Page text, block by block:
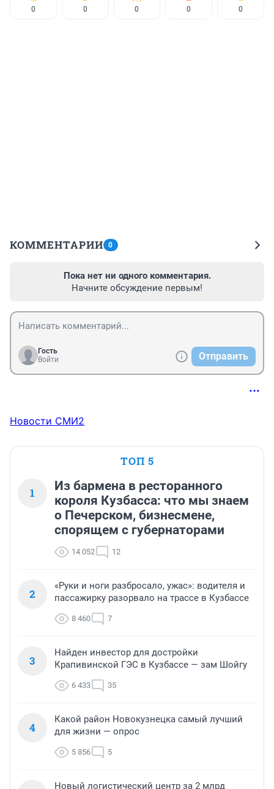
0 0 0 0 0
КОММЕНТАРИИ 0
Пока нет ни одного комментария.
Начните обсуждение первым!
Гость
Войти
Отправить
ТОП 5
Из бармена в ресторанного
о Печерском, бизнесмене,
спорящем с губернаторами
2
«Руки и ноги разбросало, ужас»: водителя и
пассажирку разорвало на трассе в Кузбассе